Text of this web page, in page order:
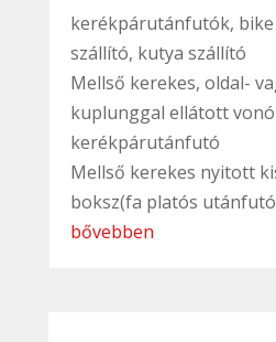
kerékpárutánfutók,
szállító, kutya szállító
Mellső kerekes, oldal-
kuplunggal ellátott
kerékpárutánfutó
Mellső kerekes nyitott
boksz(fa platós
bővebben